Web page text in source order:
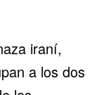
iraní,
a los dos